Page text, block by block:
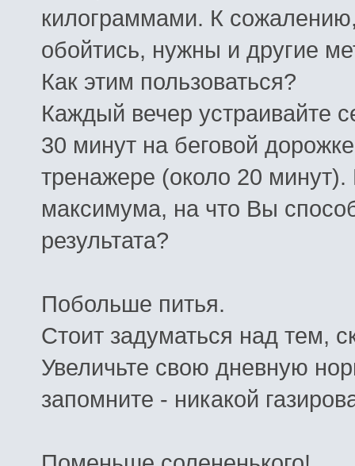
килограммами. К сожалению
обойтись, нужны и другие
Как этим пользоваться?
Каждый вечер устраивайте
30 минут на беговой дорожке
тренажере (около 20 минут).
максимума, на что Вы
результата?
Побольше питья.
Стоит задуматься над тем,
Увеличьте свою дневную
запомните - никакой